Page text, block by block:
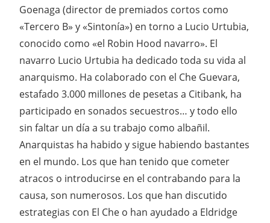
Goenaga (director de premiados cortos como
«Tercero B» y «Sintonía») en torno a Lucio Urtubia,
conocido como «el Robin Hood navarro». El
navarro Lucio Urtubia ha dedicado toda su vida al
anarquismo. Ha colaborado con el Che Guevara,
estafado 3.000 millones de pesetas a Citibank, ha
participado en sonados secuestros… y todo ello
sin faltar un día a su trabajo como albañil.
Anarquistas ha habido y sigue habiendo bastantes
en el mundo. Los que han tenido que cometer
atracos o introducirse en el contrabando para la
causa, son numerosos. Los que han discutido
estrategias con El Che o han ayudado a Eldridge